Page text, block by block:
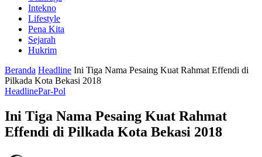
Intekno
Lifestyle
Pena Kita
Sejarah
Hukrim
Beranda Headline Ini Tiga Nama Pesaing Kuat Rahmat Effendi di
Pilkada Kota Bekasi 2018
HeadlinePar-Pol
Ini Tiga Nama Pesaing Kuat Rahmat
Effendi di Pilkada Kota Bekasi 2018